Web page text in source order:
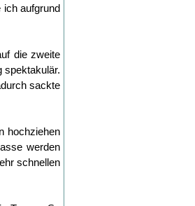
ich aufgrund
die zweite
spektakulär.
sackte
hochziehen
werden
schnellen